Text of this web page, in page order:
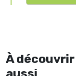
À découvrir